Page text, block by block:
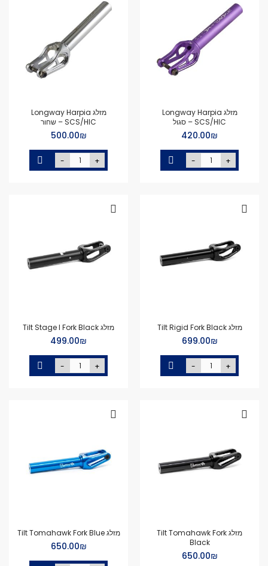
מזלג Longway Harpia
SCS/HIC – סגול
₪‏420.00
- +
מזלג Longway Harpia
SCS/HIC – שחור
₪‏500.00
- +
מזלג Tilt Rigid Fork Black
₪‏699.00
- +
מזלג Tilt Stage I Fork Black
₪‏499.00
- +
מזלג Tilt Tomahawk Fork
Black
₪‏650.00
מזלג Tilt Tomahawk Fork Blue
₪‏650.00